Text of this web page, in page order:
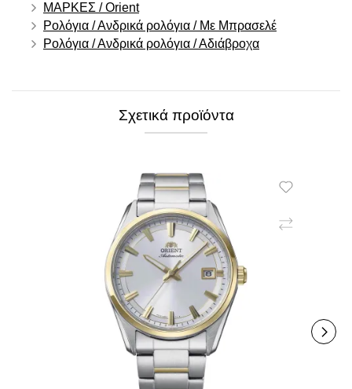
ΜΑΡΚΕΣ / Orient
Ρολόγια / Ανδρικά ρολόγια / Με Μπρασελέ
Ρολόγια / Ανδρικά ρολόγια / Αδιάβροχα
Σχετικά προϊόντα